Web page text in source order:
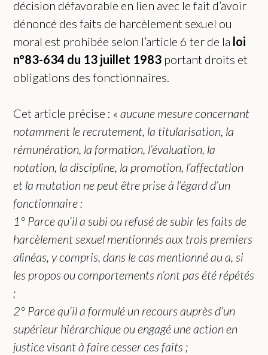
décision défavorable en lien avec le fait d’avoir
dénoncé des faits de harcèlement sexuel ou
moral est prohibée selon l’article 6 ter de la loi
n°83-634 du 13 juillet 1983 portant droits et
obligations des fonctionnaires.
Cet article précise : « aucune mesure concernant
notamment le recrutement, la titularisation, la
rémunération, la formation, l’évaluation, la
notation, la discipline, la promotion, l’affectation
et la mutation ne peut être prise à l’égard d’un
fonctionnaire :
1° Parce qu’il a subi ou refusé de subir les faits de
harcèlement sexuel mentionnés aux trois premiers
alinéas, y compris, dans le cas mentionné au a, si
les propos ou comportements n’ont pas été répétés
;
2° Parce qu’il a formulé un recours auprès d’un
supérieur hiérarchique ou engagé une action en
justice visant à faire cesser ces faits ;